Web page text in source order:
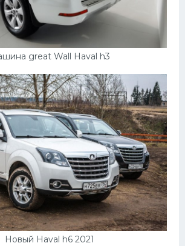
great Wall Haval h3
Новый Haval h6 2021